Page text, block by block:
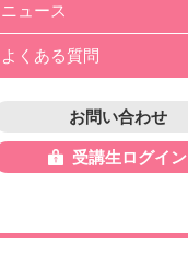
ニュース
よくある質問
お問い合わせ
受講生ログイン